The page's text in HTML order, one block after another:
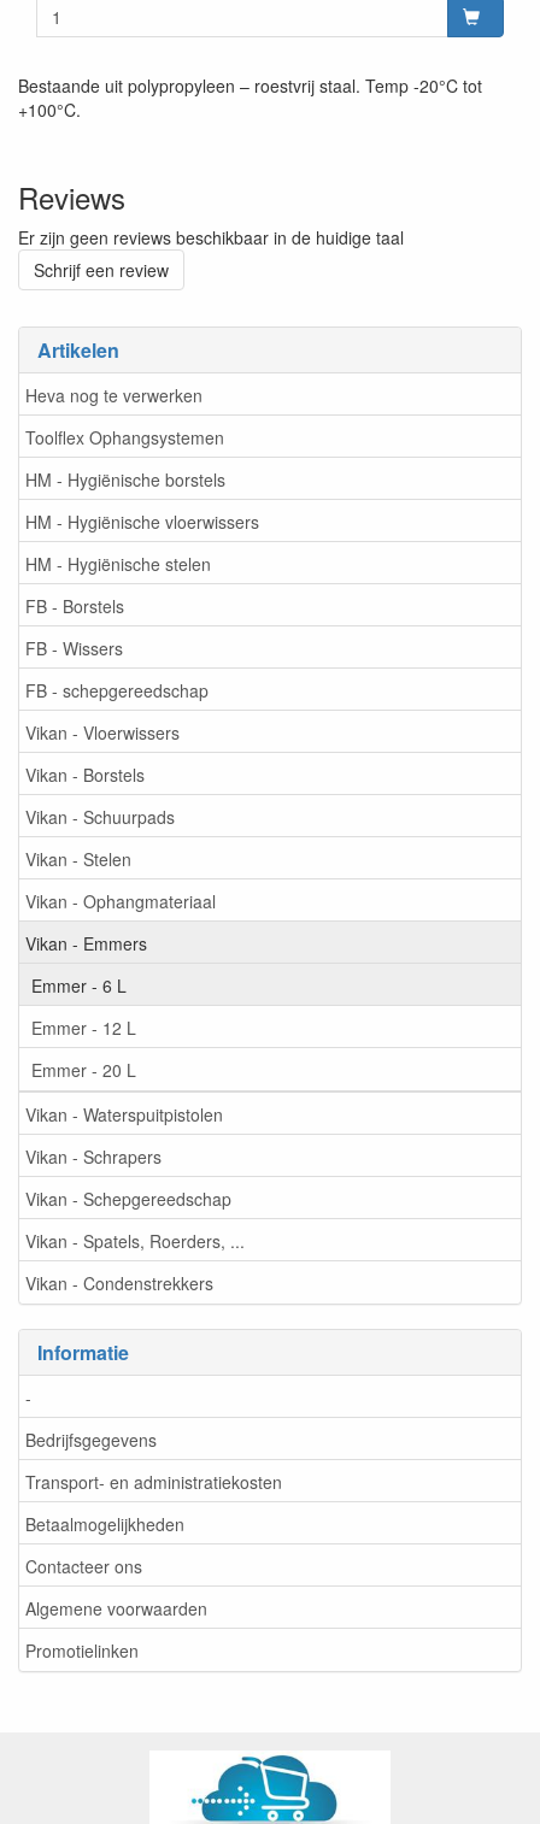
Artikelen
Heva nog te verwerken
Toolflex Ophangsystemen
HM - Hygiënische borstels
HM - Hygiënische vloerwissers
HM - Hygiënische stelen
FB - Borstels
FB - Wissers
FB - schepgereedschap
Vikan - Vloerwissers
Vikan - Borstels
Vikan - Schuurpads
Vikan - Stelen
Vikan - Ophangmateriaal
Vikan - Emmers
Emmer - 6 L
Emmer - 12 L
Emmer - 20 L
Vikan - Waterspuitpistolen
Vikan - Schrapers
Vikan - Schepgereedschap
Vikan - Spatels, Roerders, ...
Vikan - Condenstrekkers
Informatie
-
Bedrijfsgegevens
Transport- en administratiekosten
Betaalmogelijkheden
Contacteer ons
Algemene voorwaarden
Promotielinken
Bestaande uit polypropyleen – roestvrij staal. Temp -20°C tot
+100°C.
Reviews
Er zijn geen reviews beschikbaar in de huidige taal
Schrijf een review